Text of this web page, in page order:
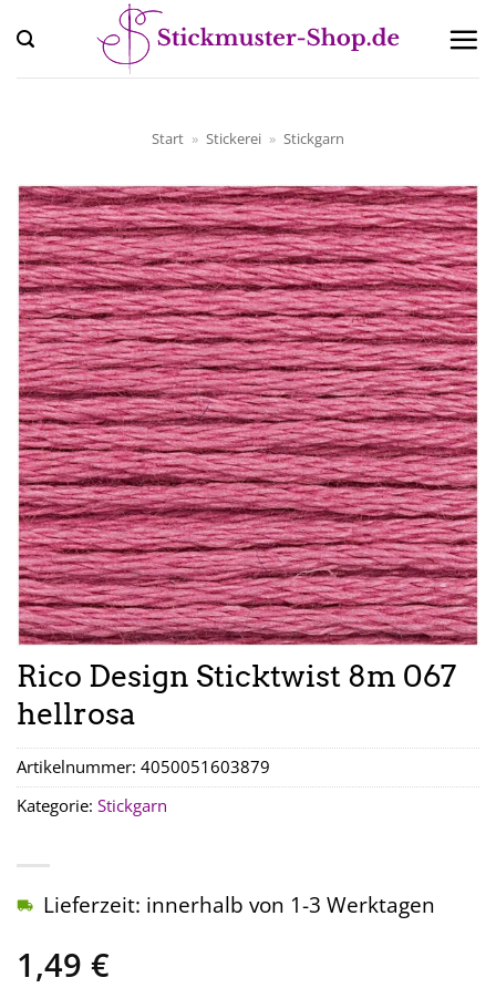
Inhalt
springen
Start » Stickerei » Stickgarn
Rico Design Sticktwist 8m 067
hellrosa
1,49 €
Lieferzeit: innerhalb von 1-3 Werktagen
Artikelnummer: 4050051603879
Kategorie: Stickgarn